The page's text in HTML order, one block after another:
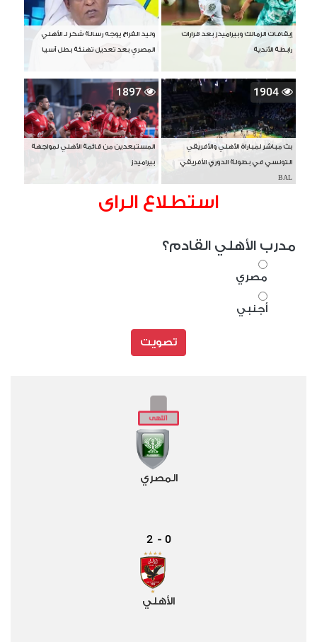
إيقافات الزمالك وبيراميدز بعد قرارات
رابطة الأندية
وليد الفراج يوجه رسالة شكر لـ الأهلي
المصري بعد تعديل تهنئة بطل آسيا
1904
بث مباشر لمباراة الأهلي والأفريقي
التونسي في بطولة الدوري الأفريقي
BAL
1897
المستبعدين من قائمة الأهلي لمواجهة
بيراميدز
استطلاع الراى
مدرب الأهلي القادم؟
مصري
أجنبي
تصويت
المصري
0
-
2
الأهلي